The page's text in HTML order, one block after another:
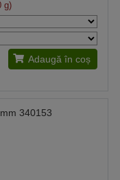
g)
Adaugă în coș
340153